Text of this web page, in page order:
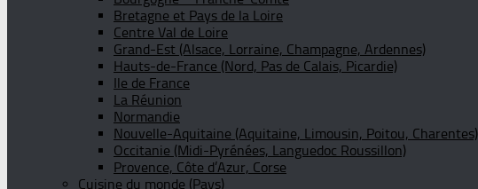
Bretagne et Pays de la Loire
Centre Val de Loire
Grand-Est (Alsace, Lorraine, Champagne, Ardennes)
Hauts-de-France (Nord, Pas de Calais, Picardie)
Ile de France
La Réunion
Normandie
Nouvelle-Aquitaine (Aquitaine, Limousin, Poitou, Charentes)
Occitanie (Midi-Pyrénées, Languedoc Roussillon)
Provence, Côte d’Azur, Corse
Cuisine du monde (Pays)